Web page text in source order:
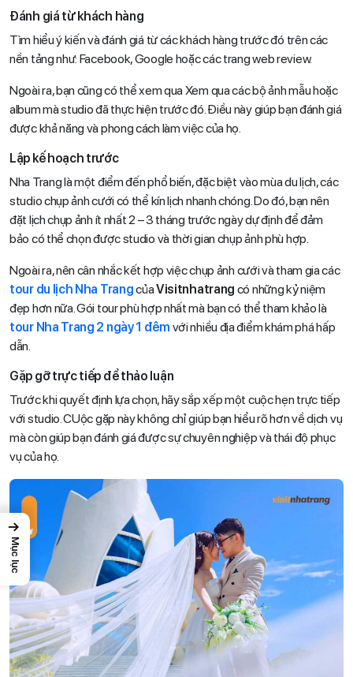
Đánh giá từ khách hàng
Tìm hiểu ý kiến và đánh giá từ các khách hàng trước đó trên các
nền tảng như: Facebook, Google hoặc các trang web review.
Ngoài ra, bạn cũng có thể xem qua Xem qua các bộ ảnh mẫu hoặc
album mà studio đã thực hiện trước đó. Điều này giúp bạn đánh giá
được khả năng và phong cách làm việc của họ.
Lập kế hoạch trước
Nha Trang là một điểm đến phổ biến, đặc biệt vào mùa du lịch, các
studio chụp ảnh cưới có thể kín lịch nhanh chóng. Do đó, bạn nên
đặt lịch chụp ảnh ít nhất 2 – 3 tháng trước ngày dự định để đảm
bảo có thể chọn được studio và thời gian chụp ảnh phù hợp.
Ngoài ra, nên cân nhắc kết hợp việc chụp ảnh cưới và tham gia các
tour du lịch Nha TrangcủaVisitnhatrang có những kỷ niệm
đẹp hơn nữa. Gói tour phù hợp nhất mà bạn có thể tham khảo là
tour Nha Trang 2 ngày 1 đêm với nhiều địa điểm khám phá hấp
dẫn.
Gặp gỡ trực tiếp để thảo luận
Trước khi quyết định lựa chọn, hãy sắp xếp một cuộc hẹn trực tiếp
với studio. CUộc gặp này không chỉ giúp bạn hiểu rõ hơn về dịch vụ
mà còn giúp bạn đánh giá được sự chuyên nghiệp và thái độ phục
vụ của họ.
→
Mục lục